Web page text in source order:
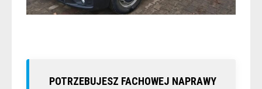
POTRZEBUJESZ FACHOWEJ NAPRAWY